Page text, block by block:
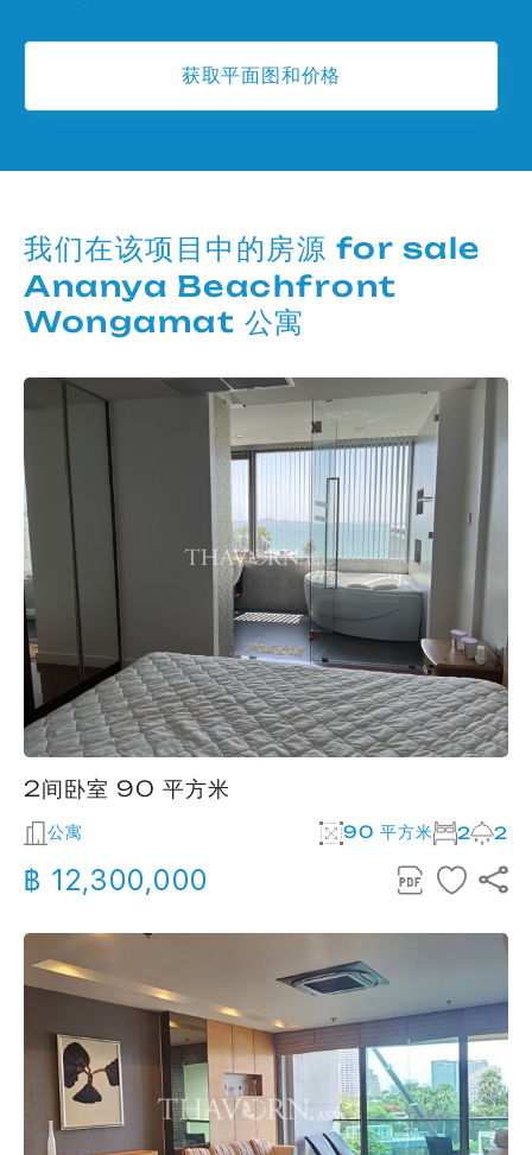
获取平面图和价格
我们在该项目中的房源 for sale
Ananya Beachfront
Wongamat 公寓
2间卧室 90 平方米
公寓 90 平方米 2 2
฿ 12,300,000